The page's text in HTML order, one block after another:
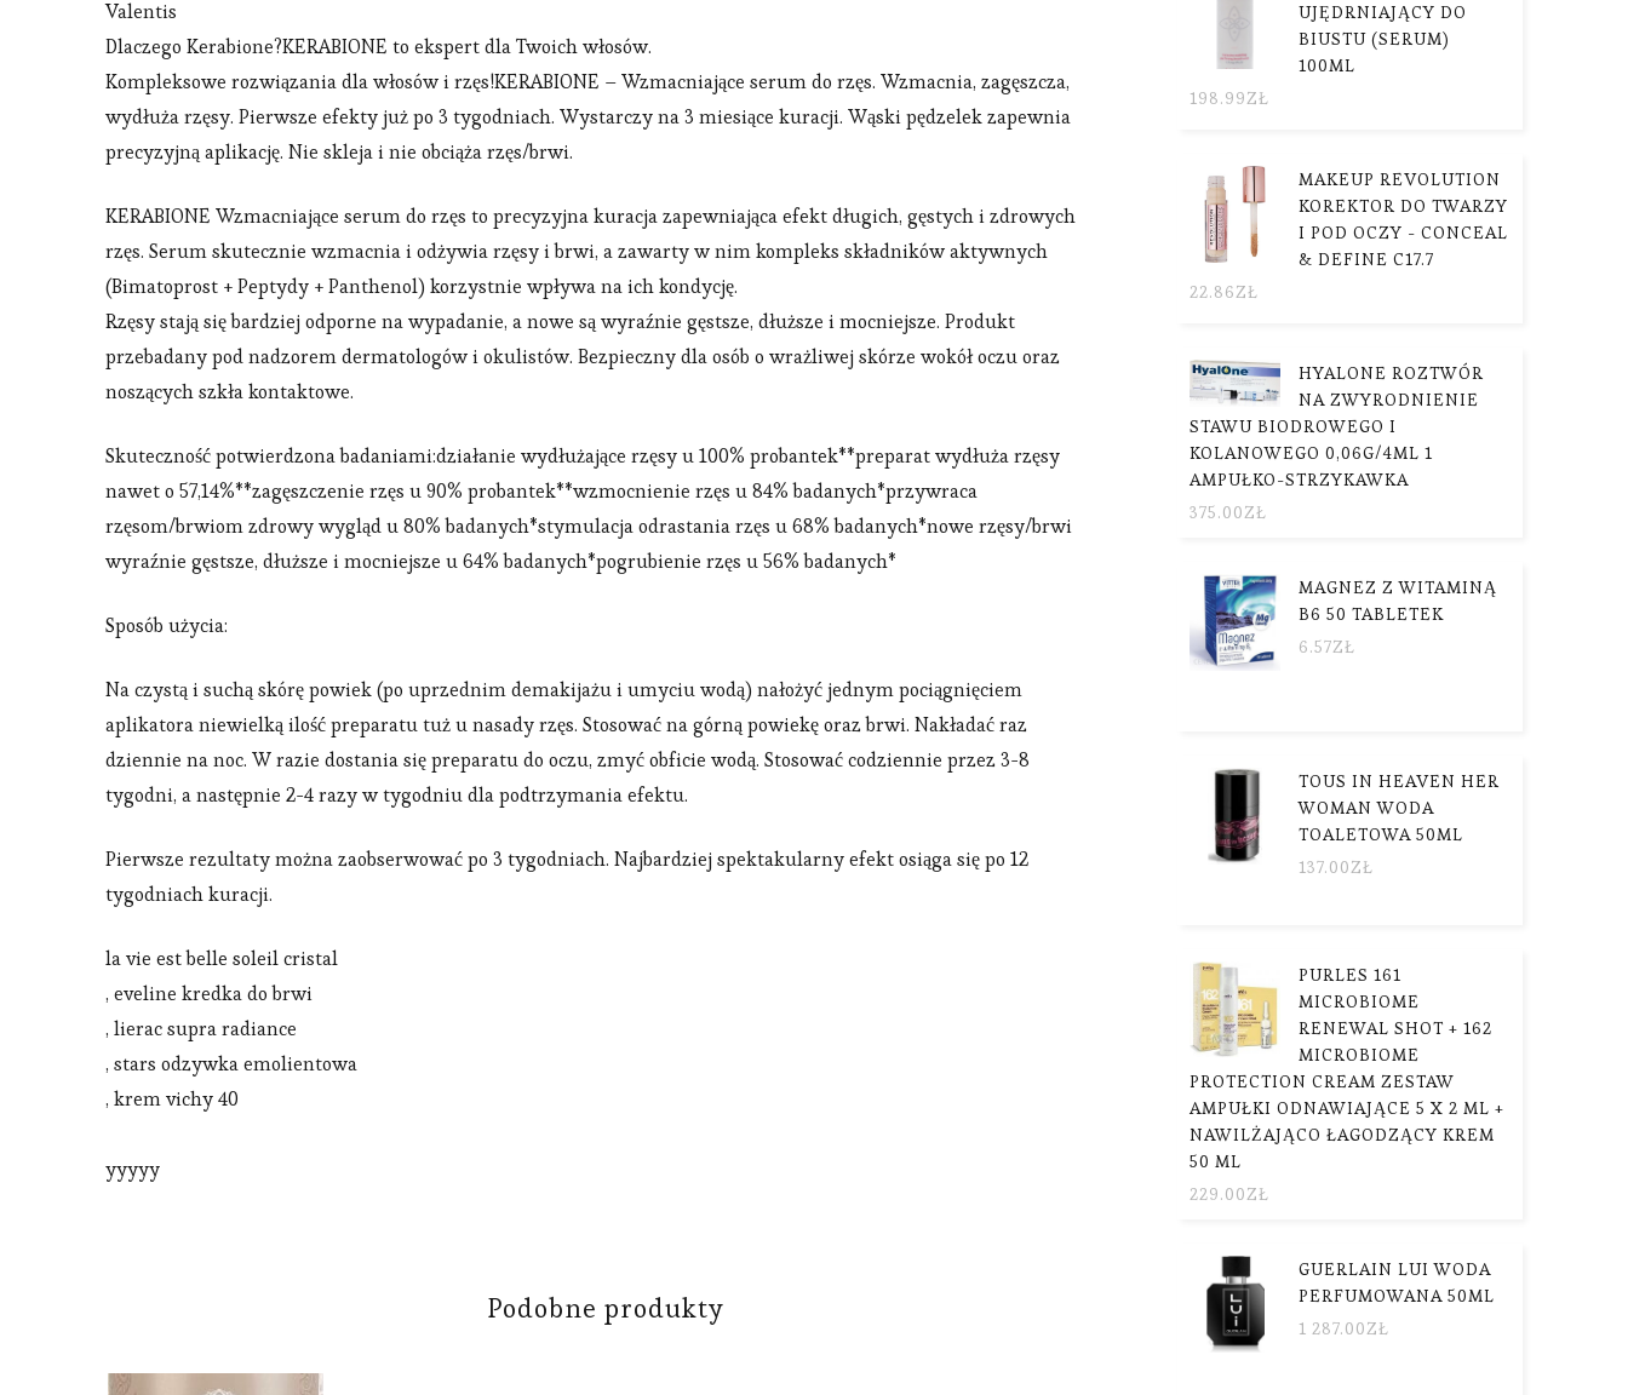
Valentis
Dlaczego Kerabione?KERABIONE to ekspert dla Twoich włosów.
Kompleksowe rozwiązania dla włosów i rzęs!KERABIONE – Wzmacniające serum do rzęs. Wzmacnia, zagęszcza,
wydłuża rzęsy. Pierwsze efekty już po 3 tygodniach. Wystarczy na 3 miesiące kuracji. Wąski pędzelek zapewnia
precyzyjną aplikację. Nie skleja i nie obciąża rzęs/brwi.
KERABIONE Wzmacniające serum do rzęs to precyzyjna kuracja zapewniająca efekt długich, gęstych i zdrowych
rzęs. Serum skutecznie wzmacnia i odżywia rzęsy i brwi, a zawarty w nim kompleks składników aktywnych
(Bimatoprost + Peptydy + Panthenol) korzystnie wpływa na ich kondycję.
Rzęsy stają się bardziej odporne na wypadanie, a nowe są wyraźnie gęstsze, dłuższe i mocniejsze. Produkt
przebadany pod nadzorem dermatologów i okulistów. Bezpieczny dla osób o wrażliwej skórze wokół oczu oraz
noszących szkła kontaktowe.
Skuteczność potwierdzona badaniami:działanie wydłużające rzęsy u 100% probantek**preparat wydłuża rzęsy
nawet o 57,14%**zagęszczenie rzęs u 90% probantek**wzmocnienie rzęs u 84% badanych*przywraca
rzęsom/brwiom zdrowy wygląd u 80% badanych*stymulacja odrastania rzęs u 68% badanych*nowe rzęsy/brwi
wyraźnie gęstsze, dłuższe i mocniejsze u 64% badanych*pogrubienie rzęs u 56% badanych*
Sposób użycia:
Na czystą i suchą skórę powiek (po uprzednim demakijażu i umyciu wodą) nałożyć jednym pociągnięciem
aplikatora niewielką ilość preparatu tuż u nasady rzęs. Stosować na górną powiekę oraz brwi. Nakładać raz
dziennie na noc. W razie dostania się preparatu do oczu, zmyć obficie wodą. Stosować codziennie przez 3-8
tygodni, a następnie 2-4 razy w tygodniu dla podtrzymania efektu.
Pierwsze rezultaty można zaobserwować po 3 tygodniach. Najbardziej spektakularny efekt osiąga się po 12
tygodniach kuracji.
la vie est belle soleil cristal
, eveline kredka do brwi
, lierac supra radiance
, stars odzywka emolientowa
, krem vichy 40
yyyyy
Podobne produkty
UJĘDRNIAJĄCY DO
BIUSTU (SERUM)
100ML
198.99ZŁ
MAKEUP REVOLUTION
KOREKTOR DO TWARZY
I POD OCZY - CONCEAL
& DEFINE C17.7
22.86ZŁ
HYALONE ROZTWÓR
NA ZWYRODNIENIE
STAWU BIODROWEGO I
KOLANOWEGO 0,06G/4ML 1
AMPUŁKO-STRZYKAWKA
375.00ZŁ
MAGNEZ Z WITAMINĄ
B6 50 TABLETEK
6.57ZŁ
TOUS IN HEAVEN HER
WOMAN WODA
TOALETOWA 50ML
137.00ZŁ
PURLES 161
MICROBIOME
RENEWAL SHOT + 162
MICROBIOME
PROTECTION CREAM ZESTAW
AMPUŁKI ODNAWIAJĄCE 5 X 2 ML +
NAWILŻAJĄCO ŁAGODZĄCY KREM
50 ML
229.00ZŁ
GUERLAIN LUI WODA
PERFUMOWANA 50ML
1 287.00ZŁ